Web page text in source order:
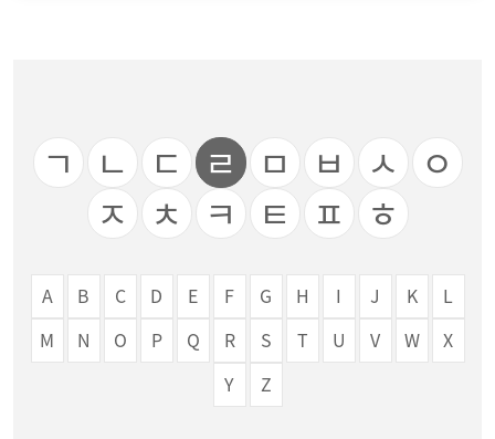
ㄱ ㄴ ㄷ ㄹ ㅁ ㅂ ㅅ
ㅇ
ㅈ ㅊ ㅋ ㅌ ㅍ ㅎ
A B C D E F G H I J K
L
M
N O P Q R S T U V W
X
Y
Z